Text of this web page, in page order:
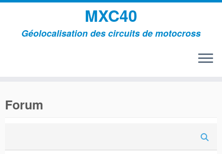
contenu
MXC40
Géolocalisation des circuits de motocross
Forum